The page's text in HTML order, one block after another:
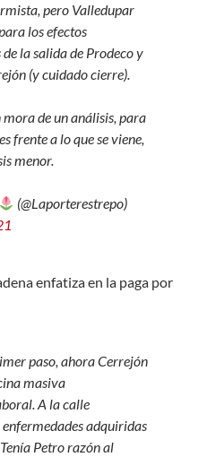
pero Valledupar
los efectos
la salida de Prodeco y
(y cuidado cierre).
mora de un análisis, para
frente a lo que se viene,
menor.
(@Laporterestrepo)
enfatiza en la paga por
paso, ahora Cerrejón
masiva
A la calle
adquiridas
Petro razón al